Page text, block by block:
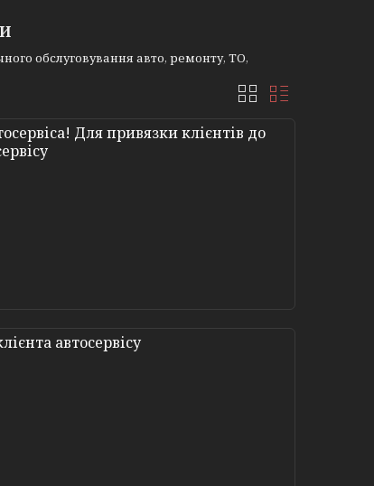
обслуговування авто, ремонту, ТО,
Для привязки клієнтів до
автосервісу